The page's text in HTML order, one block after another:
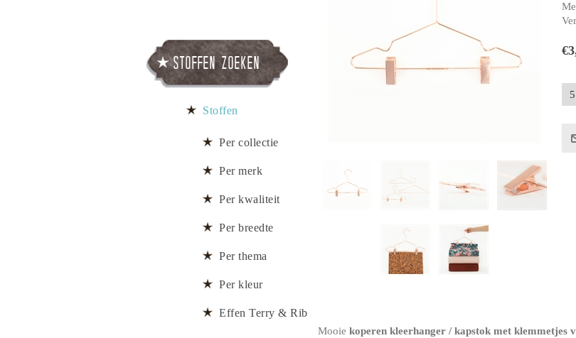
Mooie koperen kleerhanger / kapstok met klemmetjes
Stoffen zoeken
Stoffen
Per collectie
Per merk
Per kwaliteit
Per breedte
Per thema
Per kleur
Effen Terry & Rib